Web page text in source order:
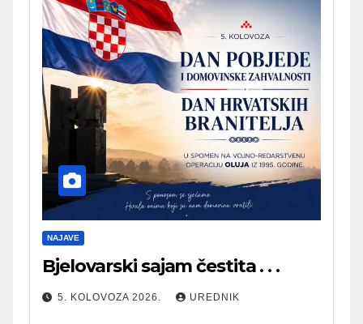
NAJAVE
Bjelovarski sajam čestita . . .
5. KOLOVOZA 2026. UREDNIK